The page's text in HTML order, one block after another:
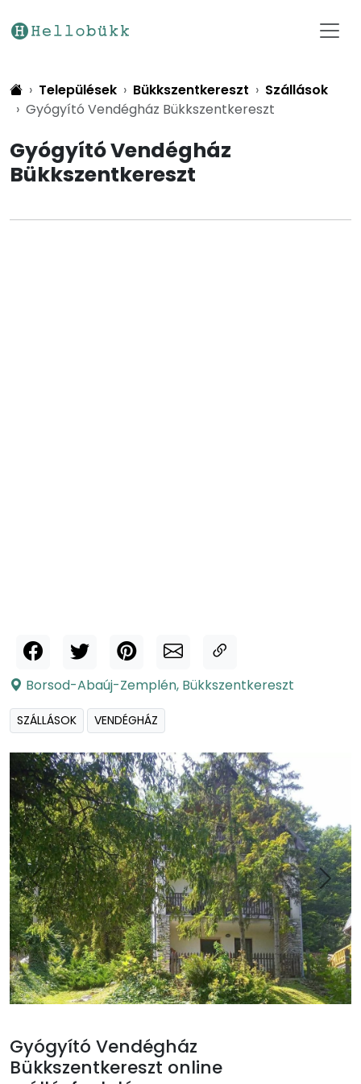
Települések Bükkszentkereszt
Szállások
Gyógyító Vendégház Bükkszentkereszt
Gyógyító Vendégház
Bükkszentkereszt
Borsod-Abaúj-Zemplén, Bükkszentkereszt
SZÁLLÁSOK VENDÉGHÁZ
Gyógyító Vendégház
Bükkszentkereszt online